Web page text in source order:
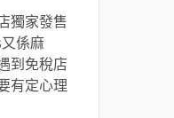
獨家發售
係麻
到免稅店
有定心理